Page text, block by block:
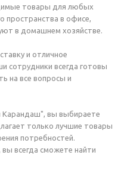
товары для любых
пространства в офисе,
в домашнем хозяйстве.
и отличное
сотрудники всегда готовы
на все вопросы и
вы выбираете
только лучшие товары
потребностей.
всегда сможете найти